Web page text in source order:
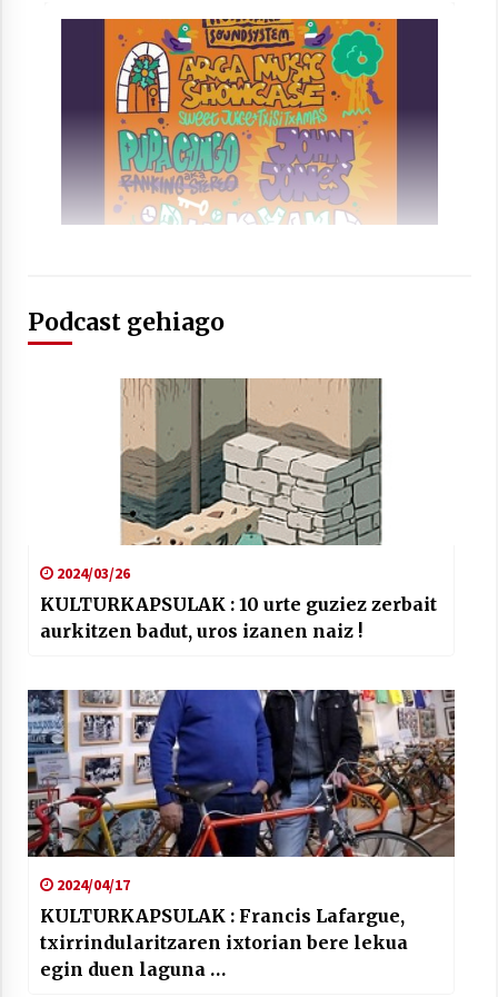
Arrosaren laburpen bideoa Hamaika
Telebistaren eskutik
2021/06/30
Podcast gehiago
2024/03/26
KULTURKAPSULAK : 10 urte guziez zerbait
aurkitzen badut, uros izanen naiz !
2024/04/17
KULTURKAPSULAK : Francis Lafargue,
txirrindularitzaren ixtorian bere lekua
egin duen laguna …